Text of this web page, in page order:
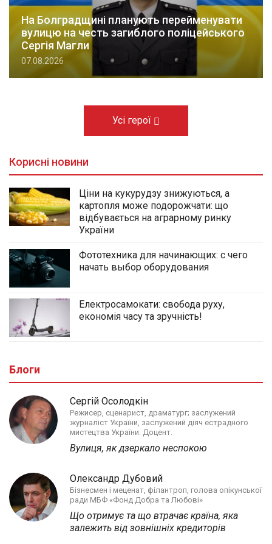
На Болградщині планують перейменувати
вулицю на честь загиблого поліцейського
Сергія Магли
07.08.2026
Усі герої
Корисні новини
Ціни на кукурудзу знижуються, а
картопля може подорожчати: що
відбувається на аграрному ринку
України
Фототехника для начинающих: с чего
начать выбор оборудования
Електросамокати: свобода руху,
економія часу та зручність!
Блоги
Сергій Осолодкін
Режисер, сценарист, драматург; заслужений
журналіст України, заслужений діяч естрадного
мистецтва України. Доцент.
Вулиця, як дзеркало неспокою
Олександр Дубовий
Бізнесмен і меценат, філантроп, голова опікунської
ради МБФ «Фонд Добра та Любові»
Що отримує та що втрачає країна, яка
залежить від зовнішніх кредиторів